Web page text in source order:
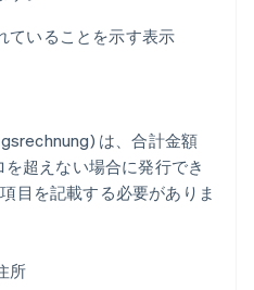
ていることを示す表示
) は、合計金額
超えない場合に発行でき
目を記載する必要がありま
所